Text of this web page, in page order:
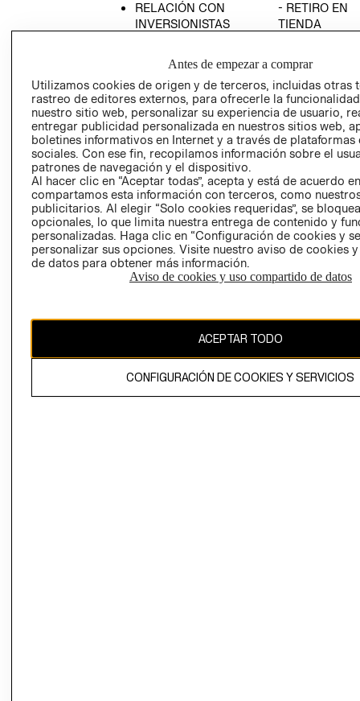
RELACIÓN CON
INVERSIONISTAS
EMPRESARIAL
- RETIRO EN
TIENDA
CONDICIONES
AVISO DE
PRIVACIDAD
GIFT CARD
AVISO DE
COOKIES
El contenido de esta página web está protegido por copyright y es
Antes de empezar a comprar
Utilizamos cookies de origen y de terceros, incluidas otras
rastreo de editores externos, para ofrecerle la
nuestro sitio web, personalizar su experiencia de usuario,
entregar publicidad personalizada en nuestros sitios web,
boletines informativos en Internet y a través de plataformas
sociales. Con ese fin, recopilamos información sobre el
patrones de navegación y el dispositivo.
Al hacer clic en “Aceptar todas”, acepta y está de acuerdo
compartamos esta información con terceros, como
publicitarios. Al elegir “Solo cookies requeridas”, se
opcionales, lo que limita nuestra entrega de contenido y
personalizadas. Haga clic en “Configuración de cookies y
personalizar sus opciones. Visite nuestro aviso de cookies
de datos para obtener más información.
Aviso de cookies y uso compartido de datos
ACEPTAR TODO
CONFIGURACIÓN DE COOKIES Y SERVICIOS